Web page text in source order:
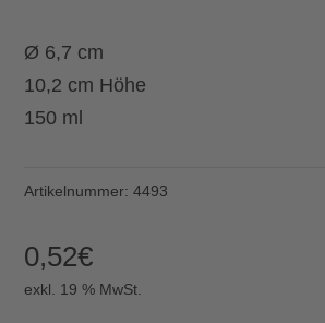
Ø 6,7 cm
10,2 cm Höhe
150 ml
Artikelnummer:4493
0,52€
exkl. 19 % MwSt.